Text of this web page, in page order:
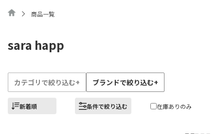
商品一覧
sara happ
カテゴリで絞り込む+ ブランドで絞り込む+
新着順 条件で絞り込む 在庫ありのみ